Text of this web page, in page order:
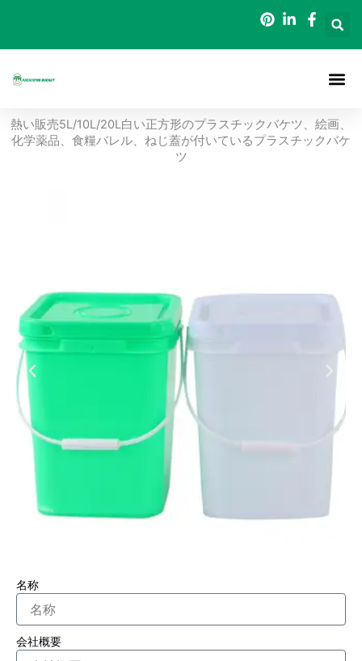
を
プ熱い販売5L/10L/20L白い正方形のプラスチックバケツ、絵画、
化学薬品、食糧バレル、ねじ蓋が付いているプラスチックバケ
ツ
名称
会社概要